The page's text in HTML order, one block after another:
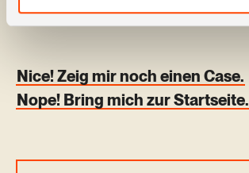
Nice! Zeig mir noch einen Case.
Nope! Bring mich zur Startseite.